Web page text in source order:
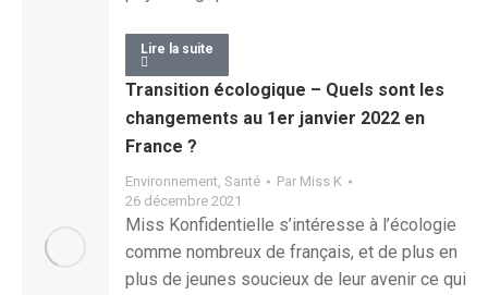
Lire la suite
Transition écologique – Quels sont les
changements au 1er janvier 2022 en
France ?
Environnement, Santé Par Miss K
26 décembre 2021
Miss Konfidentielle s’intéresse à l’écologie
comme nombreux de français, et de plus en
plus de jeunes soucieux de leur avenir ce qui